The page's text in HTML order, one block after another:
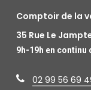
Comptoir de la
35 Rue Le
9h-19h en continu
02 99 56 69